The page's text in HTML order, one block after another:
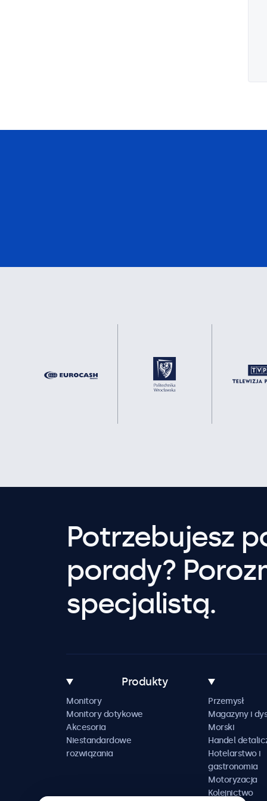
Potrzebujesz
porady?
specjalistą.
Produkty
Monitory
Monitory dotykowe
Akcesoria
Niestandardowe
rozwiązania
Przemysł
Magazyny i
Morski
Handel
Hotelarstwo i
gastronomia
Motoryzacja
Kolejnictwo